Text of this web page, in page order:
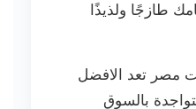
طازجًا ولذيذًا
مصر تعد الافضل
بالسوق